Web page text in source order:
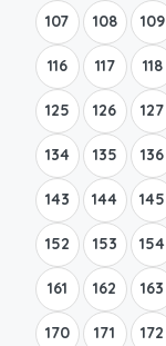
107 108 109
116 117 118
125 126 127
134 135 136
143 144 145
152 153 154
161 162 163
170 171 172